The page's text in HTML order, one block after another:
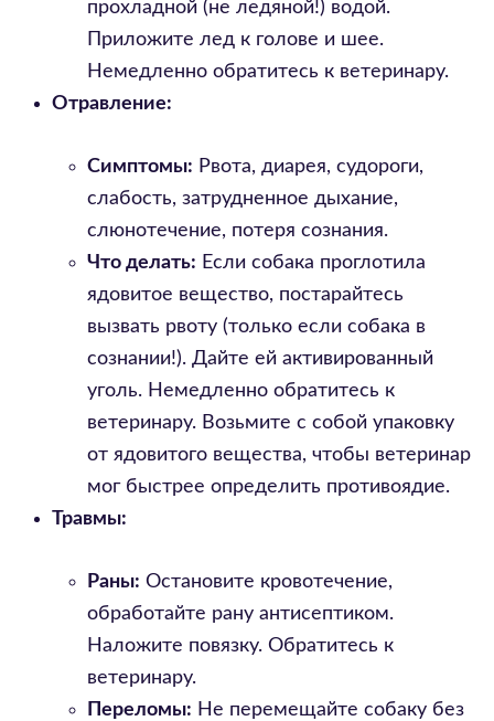
прохладной (не ледяной!) водой.
Приложите лед к голове и шее.
Немедленно обратитесь к ветеринару.
Отравление:
Симптомы: Рвота, диарея, судороги,
слабость, затрудненное дыхание,
слюнотечение, потеря сознания.
Что делать: Если собака проглотила
ядовитое вещество, постарайтесь
вызвать рвоту (только если собака в
сознании!). Дайте ей активированный
уголь. Немедленно обратитесь к
ветеринару. Возьмите с собой упаковку
от ядовитого вещества, чтобы ветеринар
мог быстрее определить противоядие.
Травмы:
Раны: Остановите кровотечение,
обработайте рану антисептиком.
Наложите повязку. Обратитесь к
ветеринару.
Переломы: Не перемещайте собаку без